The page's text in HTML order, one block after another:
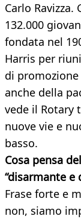
Carlo
132.000
fondata nel
Harris per
di
anche della
vede il Rotary
nuove vie e
basso.
Cosa pensa
“disarmante e
Frase forte e
non, siamo